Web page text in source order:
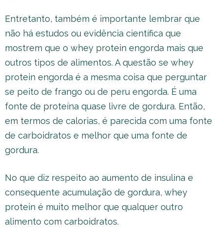
Entretanto, também é importante lembrar que
não há estudos ou evidência científica que
mostrem que o whey protein engorda mais que
outros tipos de alimentos. A questão se whey
protein engorda é a mesma coisa que perguntar
se peito de frango ou de peru engorda. É uma
fonte de proteína quase livre de gordura. Então,
em termos de calorias, é parecida com uma fonte
de carboidratos e melhor que uma fonte de
gordura.
No que diz respeito ao aumento de insulina e
consequente acumulação de gordura, whey
protein é muito melhor que qualquer outro
alimento com carboidratos.